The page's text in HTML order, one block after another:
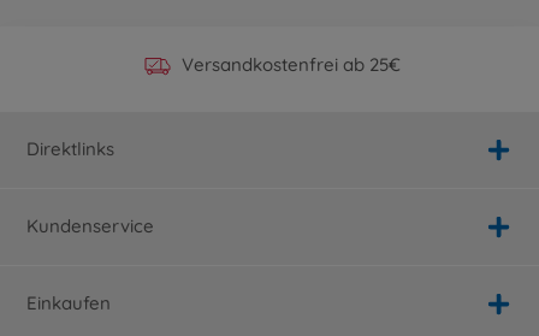
Offizieller Hersteller Shop
Persönlicher Service
Versandkostenfrei ab 25€
Schnelle Lieferung
Direktlinks
Kundenservice
Einkaufen